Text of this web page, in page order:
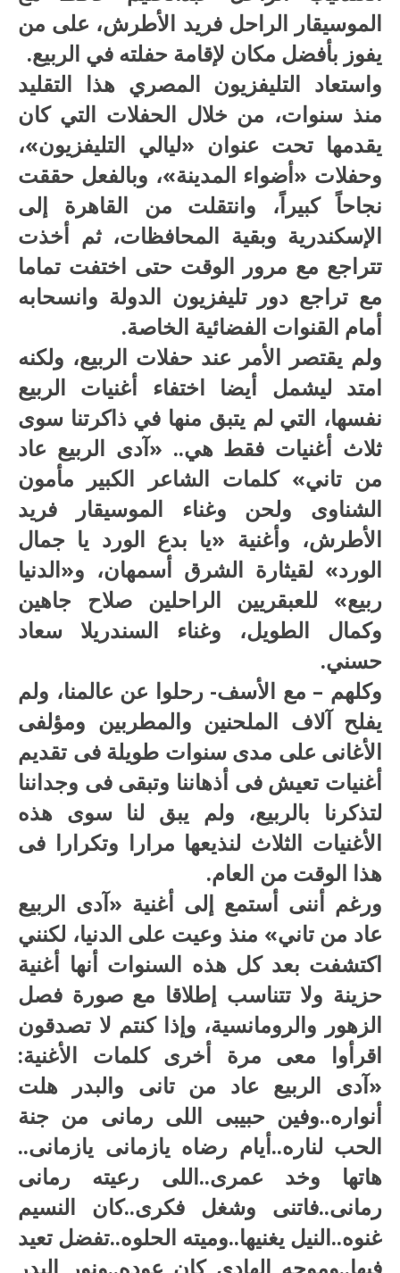
الموسيقار الراحل فريد الأطرش، على من
يفوز بأفضل مكان لإقامة حفلته في الربيع.
واستعاد التليفزيون المصري هذا التقليد
منذ سنوات، من خلال الحفلات التي كان
يقدمها تحت عنوان «ليالي التليفزيون»،
وحفلات «أضواء المدينة»، وبالفعل حققت
نجاحاً كبيراً، وانتقلت من القاهرة إلى
الإسكندرية وبقية المحافظات، ثم أخذت
تتراجع مع مرور الوقت حتى اختفت تماما
مع تراجع دور تليفزيون الدولة وانسحابه
أمام القنوات الفضائية الخاصة.
ولم يقتصر الأمر عند حفلات الربيع، ولكنه
امتد ليشمل أيضا اختفاء أغنيات الربيع
نفسها، التي لم يتبق منها في ذاكرتنا سوى
ثلاث أغنيات فقط هي.. «آدى الربيع عاد
من تاني» كلمات الشاعر الكبير مأمون
الشناوى ولحن وغناء الموسيقار فريد
الأطرش، وأغنية «يا بدع الورد يا جمال
الورد» لقيثارة الشرق أسمهان، و«الدنيا
ربيع» للعبقريين الراحلين صلاح جاهين
وكمال الطويل، وغناء السندريلا سعاد
حسني.
وكلهم – مع الأسف- رحلوا عن عالمنا، ولم
يفلح آلاف الملحنين والمطربين ومؤلفى
الأغانى على مدى سنوات طويلة فى تقديم
أغنيات تعيش فى أذهاننا وتبقى فى وجداننا
لتذكرنا بالربيع، ولم يبق لنا سوى هذه
الأغنيات الثلاث لنذيعها مرارا وتكرارا فى
هذا الوقت من العام.
ورغم أننى أستمع إلى أغنية «آدى الربيع
عاد من تاني» منذ وعيت على الدنيا، لكنني
اكتشفت بعد كل هذه السنوات أنها أغنية
حزينة ولا تتناسب إطلاقا مع صورة فصل
الزهور والرومانسية، وإذا كنتم لا تصدقون
اقرأوا معى مرة أخرى كلمات الأغنية:
«آدى الربيع عاد من تانى والبدر هلت
أنواره..وفين حبيبى اللى رمانى من جنة
الحب لناره..أيام رضاه يازمانى يازمانى..
هاتها وخد عمرى..اللى رعيته رمانى
رمانى..فاتنى وشغل فكرى..كان النسيم
غنوه..النيل يغنيها..وميته الحلوه..تفضل تعيد